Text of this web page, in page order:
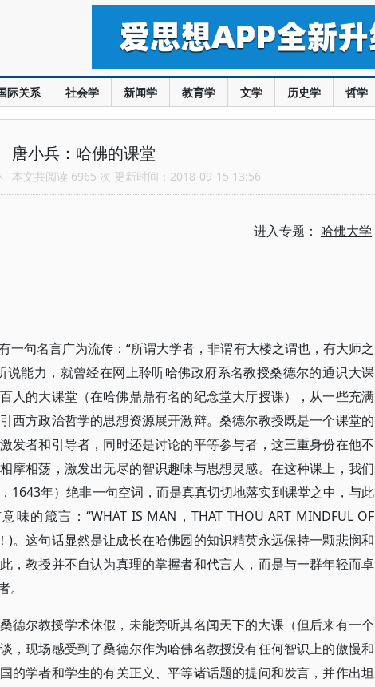
际关系 社会学 新闻学 教育学 文学 历史学 哲学
唐小兵：哈佛的课堂
本文共阅读 6965 次 更新时间：2018-09-15 13:56
进入专题： 哈佛大学
一句名言广为流传：“所谓大学者，非谓有大楼之谓也，有大师之
说能力，就曾经在网上聆听哈佛政府系名教授桑德尔的通识大课
人的大课堂（在哈佛鼎鼎有名的纪念堂大厅授课），从一些充满
西方政治哲学的思想资源展开激辩。桑德尔教授既是一个课堂的
发者和引导者，同时还是讨论的平等参与者，这三重身份在他不
摩相荡，激发出无尽的智识趣味与思想灵感。在这种课上，我们
1643年）绝非一句空词，而是真真切切地落实到课堂之中，与此
的箴言：“WHAT IS MAN，THAT THOU ART MINDFUL OF
)。这句话显然是让成长在哈佛园的知识精英永远保持一颗悲悯和
，教授并不自认为真理的掌握者和代言人，而是与一群年轻而卓
德尔教授学术休假，未能旁听其名闻天下的大课（但后来有一个
，现场感受到了桑德尔作为哈佛名教授没有任何智识上的傲慢和
的学者和学生的有关正义、平等诸话题的提问和发言，并作出坦